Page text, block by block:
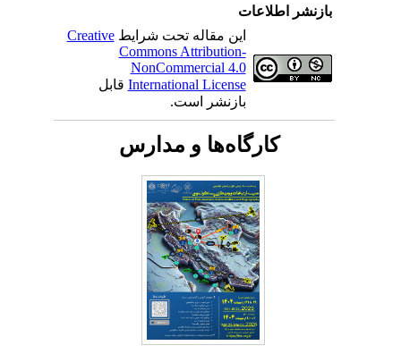
بازنشر اطلاعات
این مقاله تحت شرایطCreative
Commons Attribution-
NonCommercial 4.0
International Licenseقابل
بازنشر است.
کارگاه‌ها و مدارس